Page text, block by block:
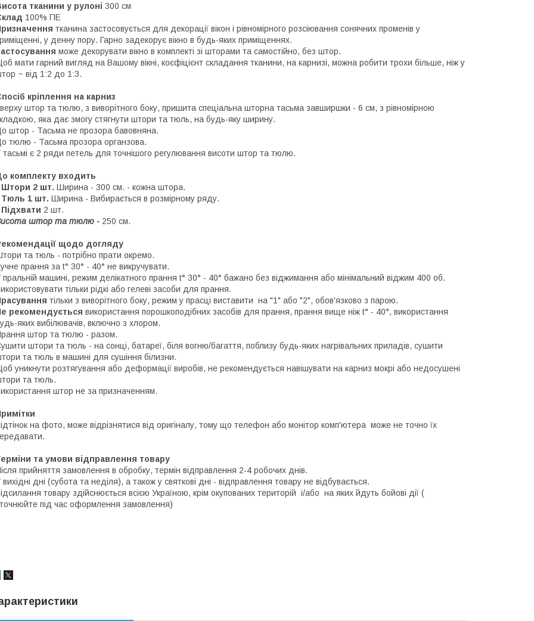
тканини у рулоні 300 см
100% ПЕ
тканина застосовується для декорації вікон і рівномірного розсіювання сонячних променів у
у денну пору. Гарно задекорує вікно в будь-яких приміщеннях.
може декорувати вікно в комплекті зі шторами та самостійно, без штор.
мати гарний вигляд на Вашому вікні, коєфіцієнт складання тканини, на карнизі, можна робити трохи більше, ніж у
~ від 1:2 до 1:3.
кріплення на карниз
штор та тюлю, з виворітного боку, пришита спеціальна шторна тасьма завширшки - 6 см, з рівномірною
яка дає змогу стягнути штори та тюль, на будь-яку ширину.
штор - Тасьма не прозора бавовняна.
тюлю - Тасьма прозора органзова.
тасьмі є 2 ряди петель для точнішого регулювання висоти штор та тюлю.
комплекту входить
Штори 2 шт. Ширина - 300 см. - кожна штора.
Тюль 1 шт. Ширина - Вибирається в розмірному ряду.
Підхвати 2 шт.
штор та тюлю - 250 см.
щодо догляду
та тюль - потрібно прати окремо.
прання за t° 30° - 40° не викручувати.
пральній машині, режим делікатного прання t° 30° - 40° бажано без віджимання або мінімальний віджим 400 об.
тільки рідкі або гелеві засоби для прання.
тільки з виворітного боку, режим у прасці виставити на "1" або "2", обов'язково з парою.
рекомендується використання порошкоподібних засобів для прання, прання вище ніж t° - 40°, використання
яких вибілювачів, включно з хлором.
штор та тюлю - разом.
штори та тюль - на сонці, батареї, біля вогню/багаття, поблизу будь-яких нагрівальних приладів, сушити
та тюль в машині для сушіння білизни.
уникнути розтягування або деформації виробів, не рекомендується навішувати на карниз мокрі або недосушені
та тюль.
штор не за призначенням.
на фото, може відрізнятися від оригіналу, тому що телефон або монітор комп'ютера може не точно їх
та умови відправлення товару
прийняття замовлення в обробку, термін відправлення 2-4 робочих днів.
вихідні дні (субота та неділя), а також у святкові дні - відправлення товару не відбувається.
товару здійснюється всією Україною, крім окупованих територій і/або на яких йдуть бойові дії (
під час оформлення замовлення)